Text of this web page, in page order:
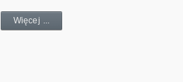
Więcej ...